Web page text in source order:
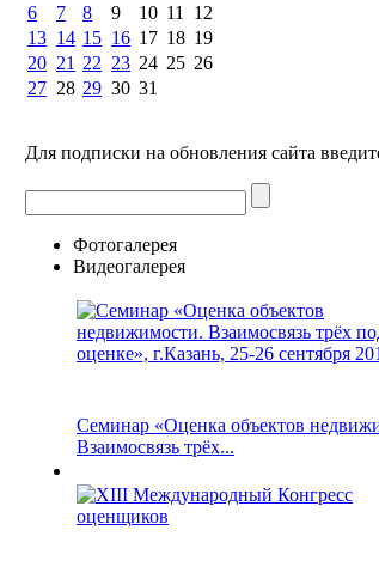
6
7 8 9 10 11 12
13 14 15 16 17 18 19
20 21 22 23 24 25 26
27 28 29 30 31
Для подписки на обновления сайта
Фотогалерея
Видеогалерея
Семинар «Оценка объектов
Взаимосвязь трёх...